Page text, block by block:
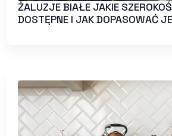
ŻALUZJE BIAŁE JAKIE
DOSTĘPNE I JAK DOPASOWAĆ